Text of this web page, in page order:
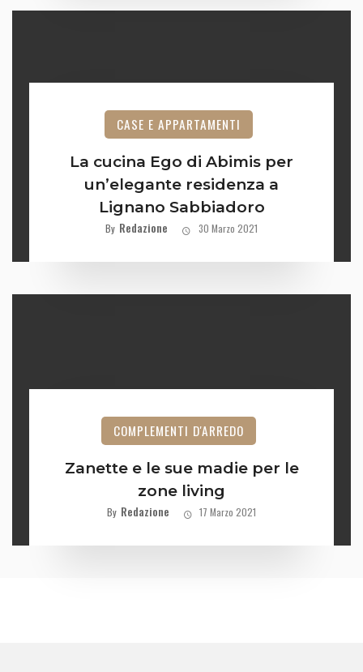
CASE E APPARTAMENTI
La cucina Ego di Abimis per
un’elegante residenza a
Lignano Sabbiadoro
By Redazione 30 Marzo 2021
COMPLEMENTI D'ARREDO
Zanette e le sue madie per le
zone living
By Redazione 17 Marzo 2021